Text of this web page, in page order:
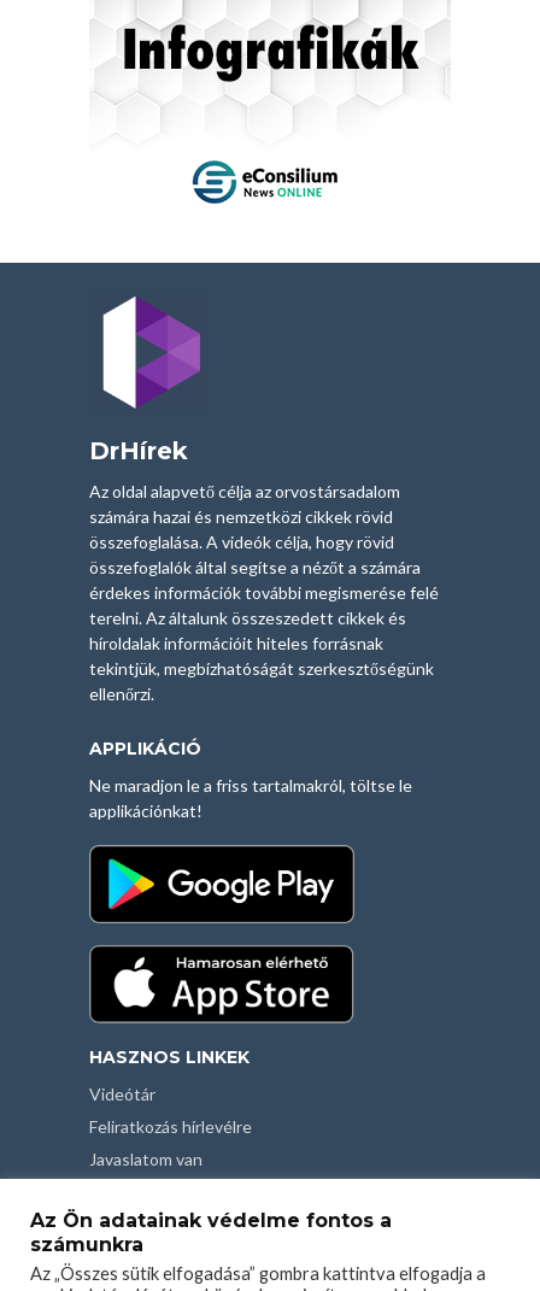
DrHírek
Az oldal alapvető célja az orvostársadalom
számára hazai és nemzetközi cikkek rövid
összefoglalása. A videók célja, hogy rövid
összefoglalók által segítse a nézőt a számára
érdekes információk további megismerése felé
terelni. Az általunk összeszedett cikkek és
híroldalak információit hiteles forrásnak
tekintjük, megbízhatóságát szerkesztőségünk
ellenőrzi.
APPLIKÁCIÓ
Ne maradjon le a friss tartalmakról, töltse le
applikációnkat!
HASZNOS LINKEK
Videótár
Feliratkozás hírlevélre
Javaslatom van
Felhasználási feltételek
Adatvédelmi tájékoztató
Az Ön adatainak védelme fontos a
számunkra
Az „Összes sütik elfogadása” gombra kattintva elfogadja a